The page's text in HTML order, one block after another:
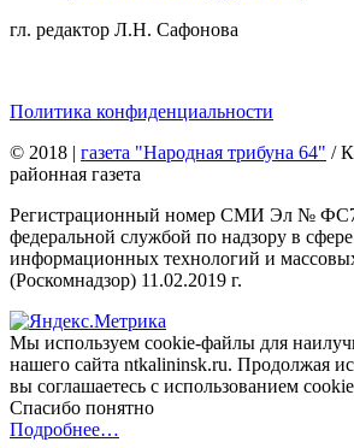
гл. редактор Л.Н. Сафонова
Политика конфиденциальности
© 2018 | газета "Народная трибуна 64" /
районная газета
Регистрационный номер СМИ Эл №
федеральной службой по надзору в сфере
информационных технологий и
(Роскомнадзор) 11.02.2019 г.
Мы используем cookie-файлы для
нашего сайта ntkalininsk.ru. Продолжая
вы соглашаетесь с использованием
Спасибо понятно
Подробнее…